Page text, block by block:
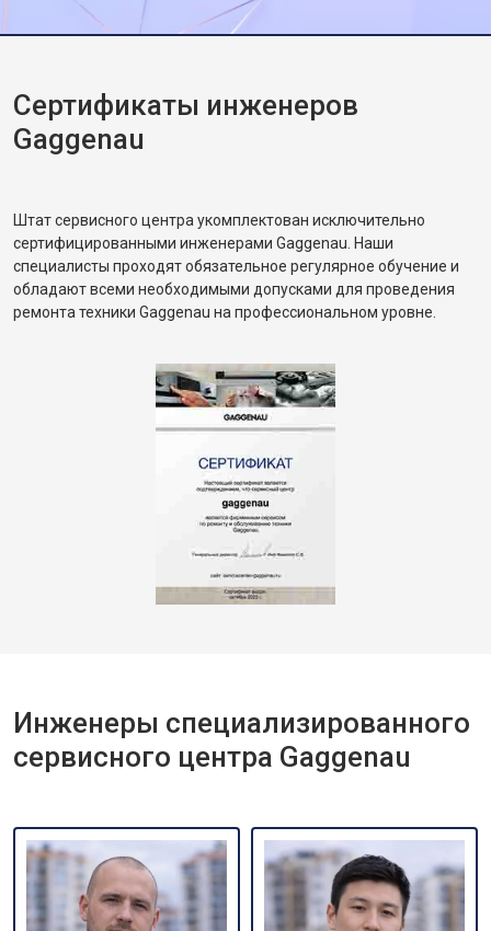
Сертификаты инженеров
Gaggenau
Штат сервисного центра укомплектован исключительно
сертифицированными инженерами Gaggenau. Наши
специалисты проходят обязательное регулярное обучение и
обладают всеми необходимыми допусками для проведения
ремонта техники Gaggenau на профессиональном уровне.
Инженеры специализированного
сервисного центра Gaggenau